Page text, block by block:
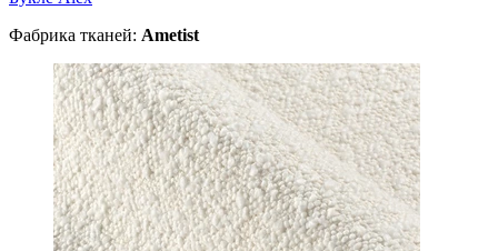
Фабрика тканей: Ametist